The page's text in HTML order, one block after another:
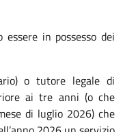
essere in possesso dei
o tutore legale di
ai tre anni (o che
di luglio 2026) che